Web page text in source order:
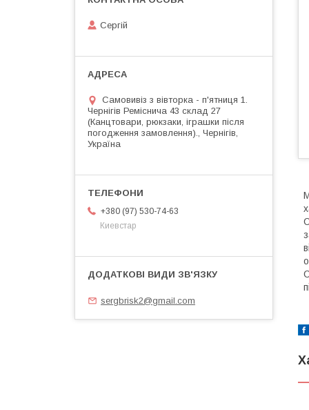
Сергій
Самовивіз з вівторка - п'ятниця 1.
Чернігів Реміснича 43 склад 27
(Канцтовари, рюкзаки, іграшки після
погодження замовлення)., Чернігів,
Україна
+380 (97) 530-74-63
Киевстар
sergbrisk2@gmail.com